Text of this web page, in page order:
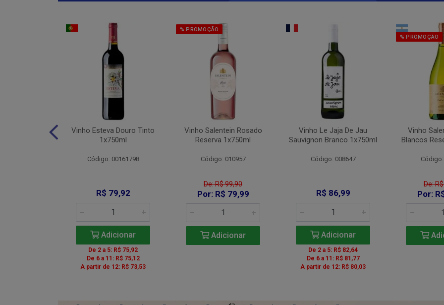
Vinho Esteva Douro Tinto
1x750ml
Código: 00161798
R$ 79,92
Adicionar
De 2 a 5: R$ 75,92
De 6 a 11: R$ 75,12
A partir de 12: R$ 73,53
% PROMOÇÃO
Vinho Salentein Rosado
Reserva 1x750ml
Código: 010957
De: R$ 99,90
Por: R$ 79,99
Adicionar
Vinho Le Jaja De Jau
Sauvignon Branco 1x750ml
Código: 008647
R$ 86,99
Adicionar
De 2 a 5: R$ 82,64
De 6 a 11: R$ 81,77
A partir de 12: R$ 80,03
% PROMOÇÃO
Vinho
Blancos
De:
Por: